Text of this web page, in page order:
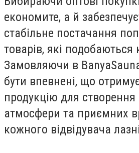
економите, а й
стабільне постачання
товарів, які подобаються
Замовляючи в
бути впевнені, що
продукцію для
атмосфери та приємних
кожного відвідувача